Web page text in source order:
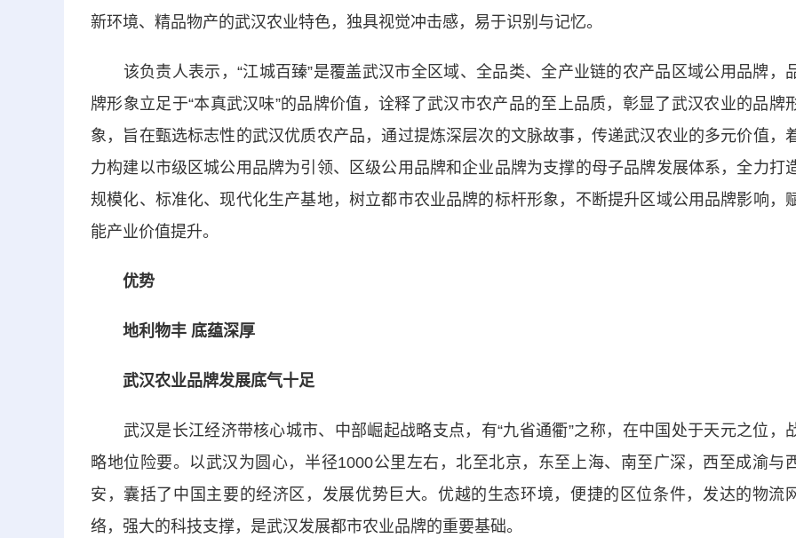
新环境、精品物产的武汉农业特色，独具视觉冲击感，易于识别与记忆。
该负责人表示，“江城百臻”是覆盖武汉市全区域、全品类、全产业链的农产品区域公用品牌，
牌形象立足于“本真武汉味”的品牌价值，诠释了武汉市农产品的至上品质，彰显了武汉农业的品牌
象，旨在甄选标志性的武汉优质农产品，通过提炼深层次的文脉故事，传递武汉农业的多元价值，
力构建以市级区城公用品牌为引领、区级公用品牌和企业品牌为支撑的母子品牌发展体系，全力打
规模化、标准化、现代化生产基地，树立都市农业品牌的标杆形象，不断提升区域公用品牌影响，
能产业价值提升。
优势
地利物丰 底蕴深厚
武汉农业品牌发展底气十足
武汉是长江经济带核心城市、中部崛起战略支点，有“九省通衢”之称，在中国处于天元之位，
略地位险要。以武汉为圆心，半径1000公里左右，北至北京，东至上海、南至广深，西至成渝与
安，囊括了中国主要的经济区，发展优势巨大。优越的生态环境，便捷的区位条件，发达的物流
络，强大的科技支撑，是武汉发展都市农业品牌的重要基础。